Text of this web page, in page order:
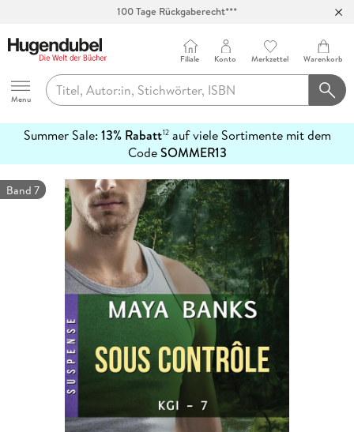
100 Tage Rückgaberecht***
Hugendubel
Menu
Filiale Konto Merkzettel Warenkorb
Summer Sale: 13% Rabatt12auf viele Sortimente mit dem
CodeSOMMER13
erfahren
Band 7